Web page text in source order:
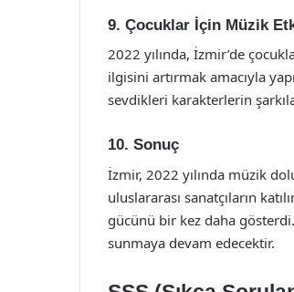
9. Çocuklar İçin Müzik
2022 yılında, İzmir’de
ilgisini artırmak amacıyla
sevdikleri karakterlerin
10. Sonuç
İzmir, 2022 yılında müzik
uluslararası sanatçıların
gücünü bir kez daha
sunmaya devam edecektir.